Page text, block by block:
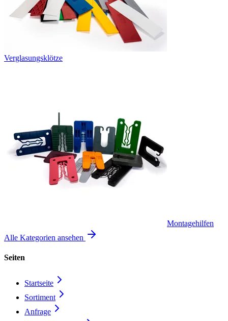
Verglasungsklötze
Montagehilfen
Alle Kategorien ansehen
Seiten
Startseite
Sortiment
Anfrage